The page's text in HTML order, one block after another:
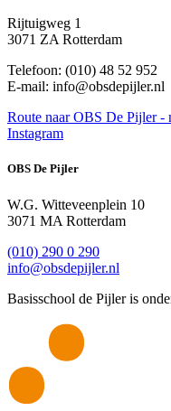
Rijtuigweg 1
3071 ZA Rotterdam
Telefoon: (010) 48 52 952
E-mail: info@obsdepijler.nl
Route naar OBS De Pijler -
Instagram
OBS De Pijler
W.G. Witteveenplein 10
3071 MA Rotterdam
(010) 290 0 290
info@obsdepijler.nl
Basisschool de Pijler is